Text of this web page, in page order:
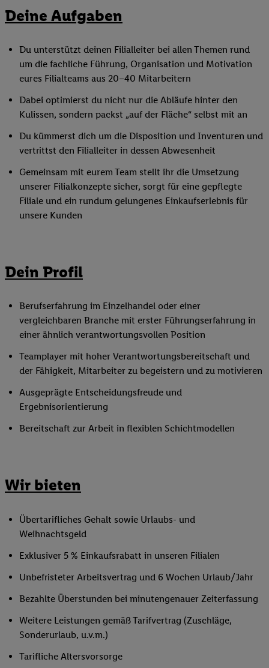
Deine Aufgaben
Du unterstützt deinen Filialleiter bei allen Themen rund
um die fachliche Führung, Organisation und Motivation
eures Filialteams aus 20–40 Mitarbeitern
Dabei optimierst du nicht nur die Abläufe hinter den
Kulissen, sondern packst „auf der Fläche“ selbst mit an
Du kümmerst dich um die Disposition und Inventuren und
vertrittst den Filialleiter in dessen Abwesenheit
Gemeinsam mit eurem Team stellt ihr die Umsetzung
unserer Filialkonzepte sicher, sorgt für eine gepflegte
Filiale und ein rundum gelungenes Einkaufserlebnis für
unsere Kunden
Dein Profil
Berufserfahrung im Einzelhandel oder einer
vergleichbaren Branche mit erster Führungserfahrung in
einer ähnlich verantwortungsvollen Position
Teamplayer mit hoher Verantwortungsbereitschaft und
der Fähigkeit, Mitarbeiter zu begeistern und zu motivieren
Ausgeprägte Entscheidungsfreude und
Ergebnisorientierung
Bereitschaft zur Arbeit in flexiblen Schichtmodellen
Wir bieten
Übertarifliches Gehalt sowie Urlaubs- und
Weihnachtsgeld
Exklusiver 5 % Einkaufsrabatt in unseren Filialen
Unbefristeter Arbeitsvertrag und 6 Wochen Urlaub/Jahr
Bezahlte Überstunden bei minutengenauer Zeiterfassung
Weitere Leistungen gemäß Tarifvertrag (Zuschläge,
Sonderurlaub, u.v.m.)
Tarifliche Altersvorsorge